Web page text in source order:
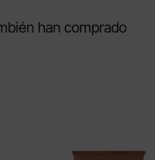
han comprado